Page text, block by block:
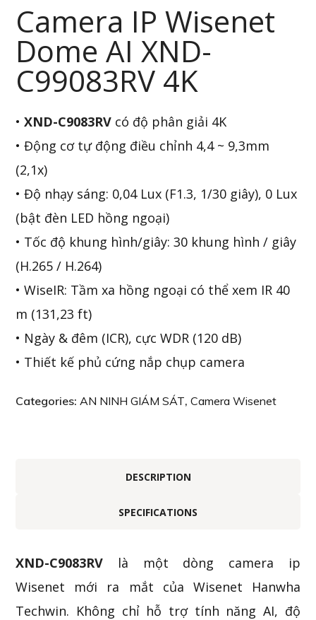
Camera IP Wisenet
Dome AI XND-
C99083RV 4K
•XND-C9083RV có độ phân giải 4K
• Động cơ tự động điều chỉnh 4,4 ~ 9,3mm
(2,1x)
• Độ nhạy sáng: 0,04 Lux (F1.3, 1/30 giây), 0 Lux
(bật đèn LED hồng ngoại)
• Tốc độ khung hình/giây: 30 khung hình / giây
(H.265 / H.264)
• WiseIR: Tầm xa hồng ngoại có thể xem IR 40
m (131,23 ft)
• Ngày & đêm (ICR), cực WDR (120 dB)
• Thiết kế phủ cứng nắp chụp camera
Categories:AN NINH GIÁM SÁT,Camera Wisenet
DESCRIPTION
SPECIFICATIONS
XND-C9083RV là một dòng camera ip
Wisenet mới ra mắt của Wisenet Hanwha
Techwin. Không chỉ hỗ trợ tính năng AI, độ